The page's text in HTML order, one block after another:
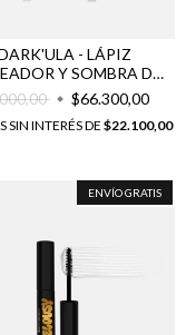
- LÁPIZ
Y SOMBRA DE
OJOS$66.300,00
SIN INTERÉS DE$22.100,00
ENVÍO GRATIS